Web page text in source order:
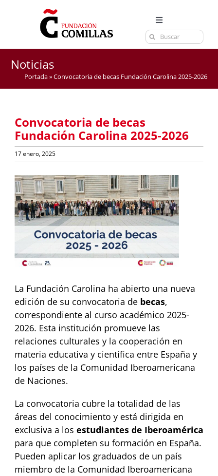
Toggle
Navigation
LA FUNDACIÓN
ESTUDIOS
EL CENTRO
ACTUALIDAD
CONTACTA
Buscar:
Noticias
Portada»Convocatoria de becas Fundación Carolina 2025-2026
Convocatoria de becas
Fundación Carolina 2025-2026
17 enero, 2025
Ver
imagen
más
grande
La Fundación Carolina ha abierto una nueva
edición de su convocatoria de becas,
correspondiente al curso académico 2025-
2026. Esta institución promueve las
relaciones culturales y la cooperación en
materia educativa y científica entre España y
los países de la Comunidad Iberoamericana
de Naciones.
La convocatoria cubre la totalidad de las
áreas del conocimiento y está dirigida en
exclusiva a los estudiantes de Iberoamérica
para que completen su formación en España.
Pueden aplicar los graduados de un país
miembro de la Comunidad Iberoamericana